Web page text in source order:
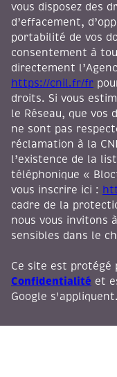
vous disposez des
d’effacement,
portabilité de vos
consentement à
directement
https://cnil.fr/fr
droits. Si vous
le Réseau, que
ne sont pas
réclamation à la
l’existence de la
téléphonique «
vous inscrire ici :
cadre de la
nous vous invitons
sensibles dans le
Ce site est protégé
Confidentialité et
Google s'appliquent.